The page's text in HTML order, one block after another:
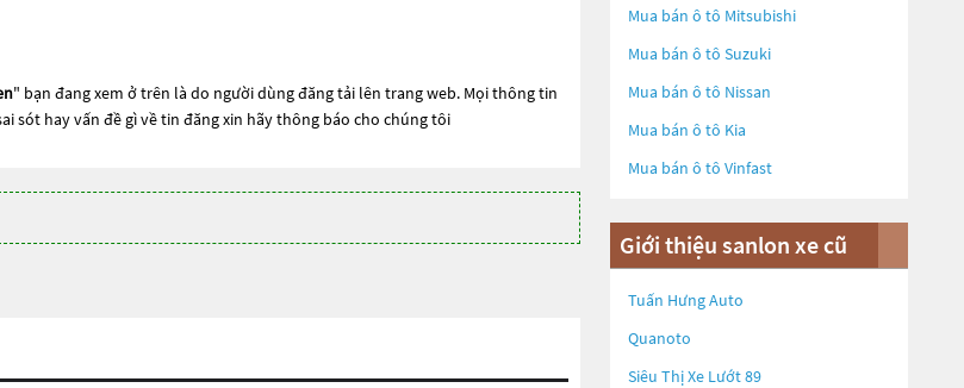
" bạn đang xem ở trên là do người dùng đăng tải lên trang web. Mọi thông tin
sót hay vấn đề gì về tin đăng xin hãy thông báo cho chúng tôi
Mua bán ô tô Mitsubishi
Mua bán ô tô Suzuki
Mua bán ô tô Nissan
Mua bán ô tô Kia
Mua bán ô tô Vinfast
Giới thiệu sanlon xe cũ
Tuấn Hưng Auto
Quanoto
Siêu Thị Xe Lướt 89